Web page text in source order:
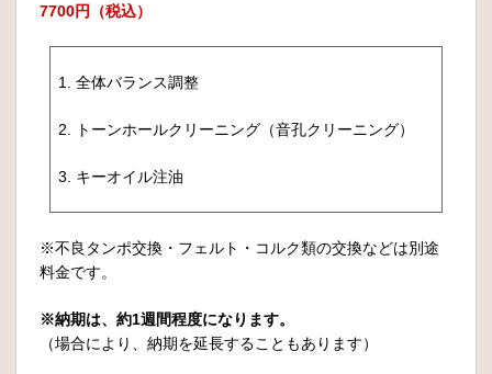
7700円（税込）
1. 全体バランス調整
2. トーンホールクリーニング（音孔クリーニング）
3. キーオイル注油
※不良タンポ交換・フェルト・コルク類の交換などは別途
料金です。
※納期は、約1週間程度になります。
（場合により、納期を延長することもあります）